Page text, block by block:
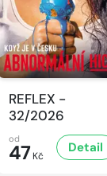
REFLEX -
32/2026
od
47 Kč
Detail